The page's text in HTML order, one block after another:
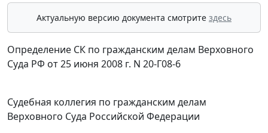
Актуальную версию документа смотрите здесь
Определение СК по гражданским делам Верховного
Суда РФ от 25 июня 2008 г. N 20-Г08-6
Судебная коллегия по гражданским делам
Верховного Суда Российской Федерации